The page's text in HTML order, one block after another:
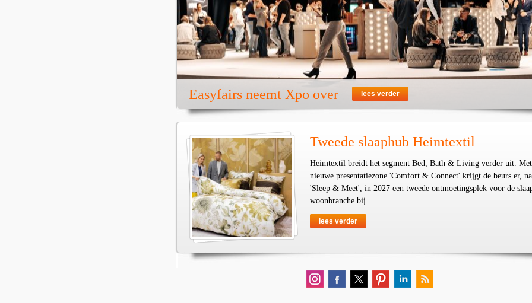
Easyfairs neemt Xpo over lees verder
Tweede slaaphub Heimtextil
Heimtextil breidt het segment Bed, Bath & Living verder uit.
nieuwe presentatiezone 'Comfort & Connect' krijgt de beurs er,
'Sleep & Meet', in 2027 een tweede ontmoetingsplek voor de
woonbranche bij.
lees verder